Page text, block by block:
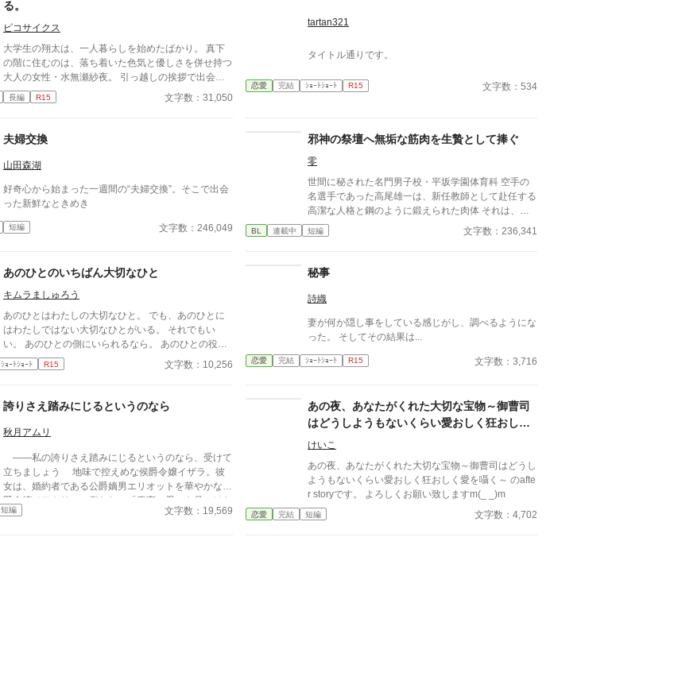
る。
ピコサイクス
大学生の翔太は、一人暮らしを始めたばかり。 真下
の階に住むのは、落ち着いた色気と優しさを併せ持つ
大人の女性・水無瀬紗夜。 引っ越しの挨拶で出会っ
た瞬間、翔太は心を奪われてしまう。 偶然にもアル
バイト先のスーパーで再会した彼女は、翔太をすぐに
る日の仕事帰り、ふたりで過ごす時間が増えていき―
―そして気づけば紗夜の部屋でご飯をご馳走になるほ
ど親密に。 優しくて穏やかで――その色気に触れる
生、甘くちょっぴり刺激的な同居生活（？）がはじま
る。
長編 R15 文字数：31,050
tartan321
タイトル通りです。
恋愛 完結 ｼｮｰﾄｼｮｰﾄ R15 文字数：534
夫婦交換
山田森湖
好奇心から始まった一週間の“夫婦交換”。そこで出会
った新鮮なときめき
短編 文字数：246,049
邪神の祭壇へ無垢な筋肉を生贄として捧ぐ
零
世間に秘された名門男子校・平坂学園体育科 空手の
名選手であった高尾雄一は、新任教師として赴任する
高潔な人格と鋼のように鍛えられた肉体 それは、学
園にとって最高の生贄の候補に他ならなかった 至高
の筋肉を持つ、精神を削られ意志をなくした青年を太
躍する 意志をなくし筋肉の操り人形と化した“デク”
ァンタジー
BL 連載中 短編 文字数：236,341
あのひとのいちばん大切なひと
キムラましゅろう
あのひとはわたしの大切なひと。 でも、あのひとに
はわたしではない大切なひとがいる。 それでもい
い。 あのひとの側にいられるなら。 あのひとの役に
たてるなら。 でもそれも、もうすぐおしまい。 恋人
を失ったアベルのために奮闘したリタ。 その恋人が
一話完結の読み切りです。 読み切りゆえにいつも以
上にご都合主義です。 誤字脱字ごめんなさい！最初
に謝っておきます。 小説家になろうさんにも時差投
にコラージュアートを作成していただいたものです。
(*´˘`*)ｼｱﾜｾﾃﾞｽｯ
ｼｮｰﾄｼｮｰﾄ R15 文字数：10,256
秘事
詩織
妻が何か隠し事をしている感じがし、調べるようにな
った。 そしてその結果は...
恋愛 完結 ｼｮｰﾄｼｮｰﾄ R15 文字数：3,716
誇りさえ踏みにじるというのなら
秋月アムリ
――私の誇りさえ踏みにじるというのなら、受けて
立ちましょう 地味で控えめな侯爵令嬢イザラ。彼
女は、婚約者である公爵嫡男エリオットを華やかな伯
爵令嬢ベアトリスに奪われ、「真実の愛」を見つけた
という身勝手な理由で一方的に婚約破棄を突きつけら
短編 文字数：19,569
あの夜、あなたがくれた大切な宝物～御曹司
はどうしようもないくらい愛おしく狂おしく
愛を囁く～【after story】
けいこ
あの夜、あなたがくれた大切な宝物～御曹司はどうし
ようもないくらい愛おしく狂おしく愛を囁く～ のafte
r storyです。 よろしくお願い致しますm(_ _)m
恋愛 完結 短編 文字数：4,702